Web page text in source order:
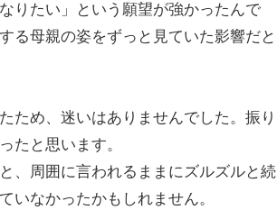
りたい」という願望が強かったんで
る母親の姿をずっと見ていた影響だと
ため、迷いはありませんでした。振り
たと思います。
、周囲に言われるままにズルズルと続
いなかったかもしれません。